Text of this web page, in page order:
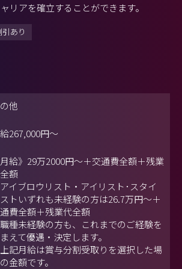
リアを確立することができます。
あり
他
267,000円～
月給》29万2000円～＋交通費全額＋残業
額
イブロウリスト・アイリスト･スタイ
トいずれも未経験の方は26.7万円～＋
費全額＋残業代全額
種未経験の方も、これまでのご経験を
えて優遇・決定します。
記月給は賞与分割受取りを選択した場
金額です。